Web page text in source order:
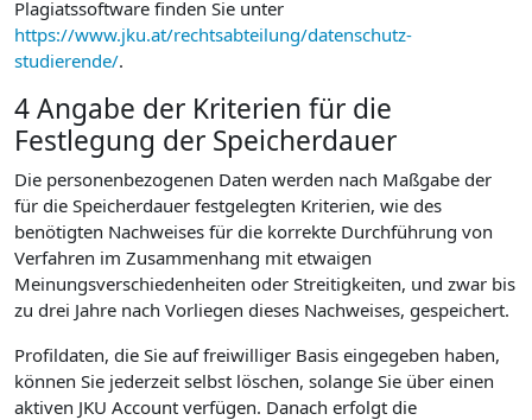
Plagiatssoftware finden Sie unter
https://www.jku.at/rechtsabteilung/datenschutz-
studierende/.
4 Angabe der Kriterien für die
Festlegung der Speicherdauer
Die personenbezogenen Daten werden nach Maßgabe der
für die Speicherdauer festgelegten Kriterien, wie des
benötigten Nachweises für die korrekte Durchführung von
Verfahren im Zusammenhang mit etwaigen
Meinungsverschiedenheiten oder Streitigkeiten, und zwar bis
zu drei Jahre nach Vorliegen dieses Nachweises, gespeichert.
Profildaten, die Sie auf freiwilliger Basis eingegeben haben,
können Sie jederzeit selbst löschen, solange Sie über einen
aktiven JKU Account verfügen. Danach erfolgt die